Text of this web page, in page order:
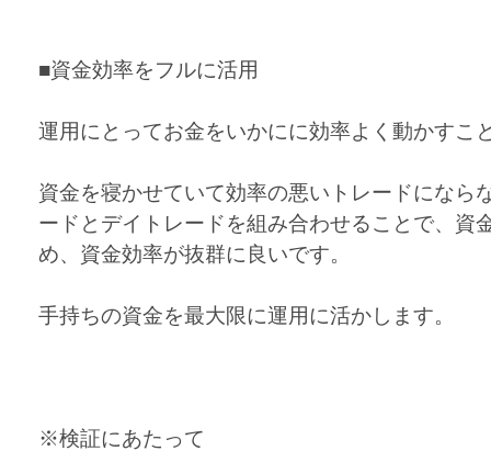
■資金効率をフルに活用
運用にとってお金をいかにに効率よく動かすこ
資金を寝かせていて効率の悪いトレードになら
ードとデイトレードを組み合わせることで、資
め、資金効率が抜群に良いです。
手持ちの資金を最大限に運用に活かします。
※検証にあたって